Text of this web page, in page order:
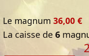
Le magnum 36,00 €
La caisse de 6